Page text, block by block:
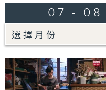
07 - 08